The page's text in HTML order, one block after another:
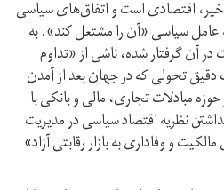
اقتصادی است و اتفاق‌های سیاسی
سیاسی «آن را مشتعل کند». به
آن گرفتار شده، ناشی از «تداوم
تحولی که در جهان بعد از آمدن
مبادلات تجاری، مالی و بانکی با
نظریه اقتصاد سیاسی در مدیریت
و وفاداری به بازار رقابتی آزاد»